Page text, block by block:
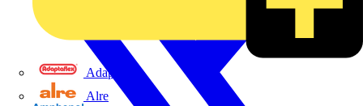
Adaptaflex
Alre